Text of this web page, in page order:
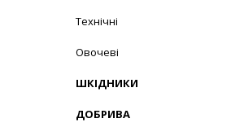
Технічні
Овочеві
ШКІДНИКИ
ДОБРИВА